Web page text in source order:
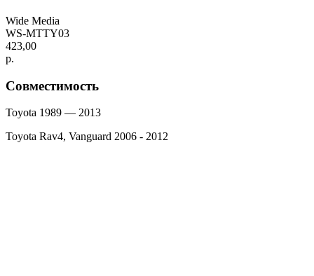
Wide Media
WS-MTTY03
423,00
р.
Совместимость
Toyota 1989 — 2013
Toyota Rav4, Vanguard 2006 - 2012